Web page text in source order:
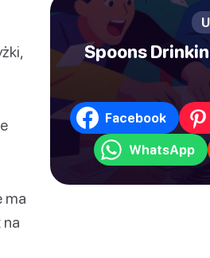
ma
Spoons
Facebook
WhatsApp